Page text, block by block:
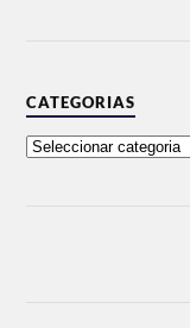
CATEGORIAS